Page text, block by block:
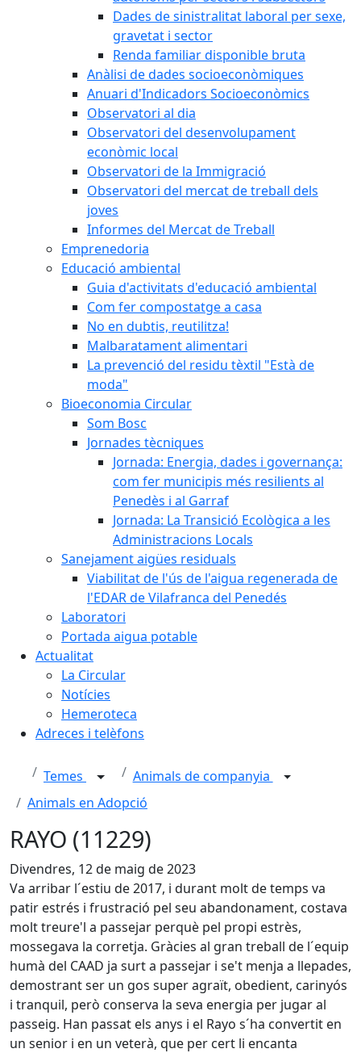
Dades de sinistralitat laboral per sexe,
gravetat i sector
Renda familiar disponible bruta
Anàlisi de dades socioeconòmiques
Anuari d'Indicadors Socioeconòmics
Observatori al dia
Observatori del desenvolupament
econòmic local
Observatori de la Immigració
Observatori del mercat de treball dels
joves
Informes del Mercat de Treball
Emprenedoria
Educació ambiental
Guia d'activitats d'educació ambiental
Com fer compostatge a casa
No en dubtis, reutilitza!
Malbaratament alimentari
La prevenció del residu tèxtil "Està de
moda"
Bioeconomia Circular
Som Bosc
Jornades tècniques
Jornada: Energia, dades i governança:
com fer municipis més resilients al
Penedès i al Garraf
Jornada: La Transició Ecològica a les
Administracions Locals
Sanejament aigües residuals
Viabilitat de l'ús de l'aigua regenerada de
l'EDAR de Vilafranca del Penedés
Laboratori
Portada aigua potable
Actualitat
La Circular
Notícies
Hemeroteca
Adreces i telèfons
Temes
Animals de companyia
Animals en Adopció
RAYO (11229)
Divendres, 12 de maig de 2023
Va arribar l´estiu de 2017, i durant molt de temps va
patir estrés i frustració pel seu abandonament, costava
molt treure'l a passejar perquè pel propi estrès,
mossegava la corretja. Gràcies al gran treball de l´equip
humà del CAAD ja surt a passejar i se't menja a llepades,
demostrant ser un gos super agraït, obedient, carinyós
i tranquil, però conserva la seva energia per jugar al
passeig. Han passat els anys i el Rayo s´ha convertit en
un senior i en un veterà, que per cert li encanta